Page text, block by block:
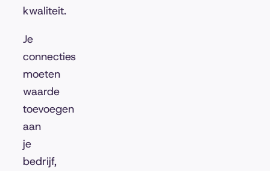
kwaliteit.
Je
connecties
moeten
waarde
toevoegen
aan
je
bedrijf,